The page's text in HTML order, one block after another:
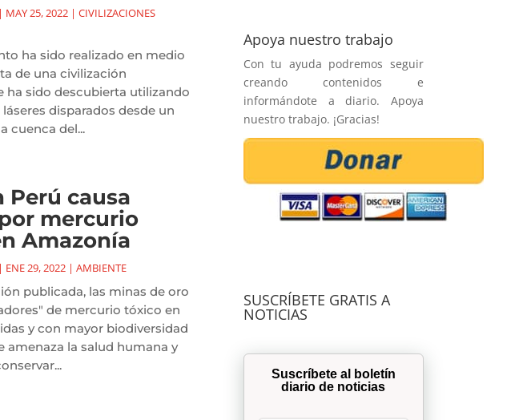
MAY 25, 2022| CIVILIZACIONES
ha sido realizado en medio
de una civilización
ha sido descubierta utilizando
disparados desde un
cuenca del...
Perú causa
mercurio
Amazonía
ENE 29, 2022| AMBIENTE
publicada, las minas de oro
de mercurio tóxico en
y con mayor biodiversidad
amenaza la salud humana y
Apoya nuestro trabajo
Con tu ayuda podremos seguir
creando contenidos e
informándote a diario. Apoya
nuestro trabajo. ¡Gracias!
SUSCRÍBETE GRATIS A
NOTICIAS
Suscríbete al boletín
diario de noticias